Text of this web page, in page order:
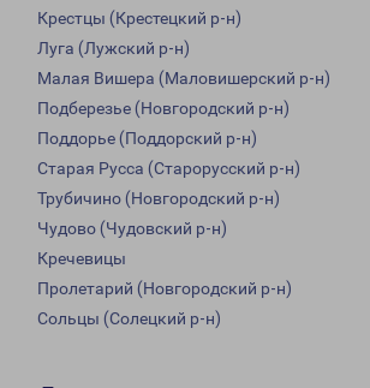
Крестцы (Крестецкий р-н)
Луга (Лужский р-н)
Малая Вишера (Маловишерский р-н)
Подберезье (Новгородский р-н)
Поддорье (Поддорский р-н)
Старая Русса (Старорусский р-н)
Трубичино (Новгородский р-н)
Чудово (Чудовский р-н)
Кречевицы
Пролетарий (Новгородский р-н)
Сольцы (Солецкий р-н)